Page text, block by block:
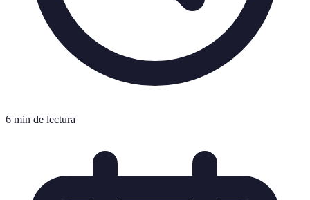
6 min de lectura